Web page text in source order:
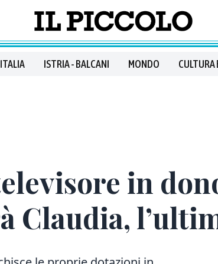
ITALIA ISTRIA - BALCANI MONDO CULTURA
in
Claudia,